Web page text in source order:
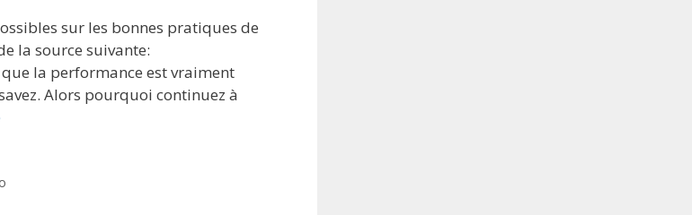
sur les bonnes pratiques de
la source suivante:
la performance est vraiment
Alors pourquoi continuez à